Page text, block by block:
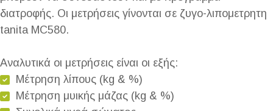
διατροφής. Οι μετρήσεις γίνονται σε ζυγο-λιπομετρητη
tanita MC580.
Αναλυτικά οι μετρήσεις είναι οι εξής:
Μέτρηση λίπους (kg & %)
Μέτρηση μυικής μάζας (kg & %)